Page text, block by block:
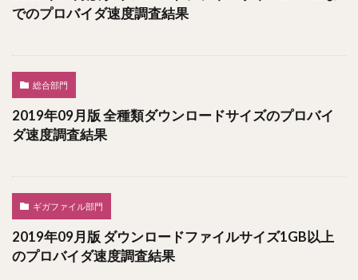
でのプロバイダ速度調査結果
総合部門
2019年09月版 全種類ダウンロードサイズのプロバイ
ダ速度調査結果
ギガファイル部門
2019年09月版 ダウンロードファイルサイズ1GB以上
のプロバイダ速度調査結果